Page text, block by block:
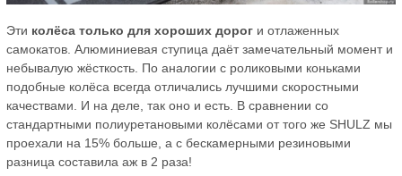
Эти колёса только для хороших дорог и отлаженных
самокатов. Алюминиевая ступица даёт замечательный момент и
небывалую жёсткость. По аналогии с роликовыми коньками
подобные колёса всегда отличались лучшими скоростными
качествами. И на деле, так оно и есть. В сравнении со
стандартными полиуретановыми колёсами от того же SHULZ мы
проехали на 15% больше, а с бескамерными резиновыми
разница составила аж в 2 раза!